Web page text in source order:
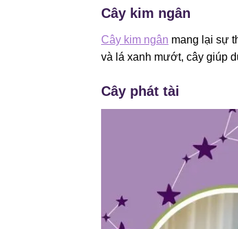
Cây kim ngân
Cây kim ngân mang lại sự
và lá xanh mướt, cây giúp
Cây phát tài